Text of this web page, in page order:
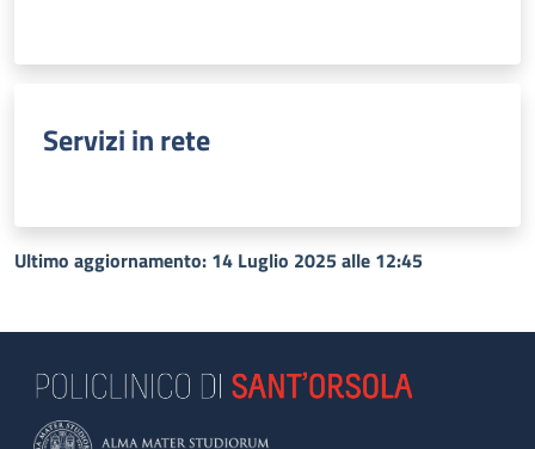
Servizi in rete
Ultimo aggiornamento: 14 Luglio 2025 alle 12:45